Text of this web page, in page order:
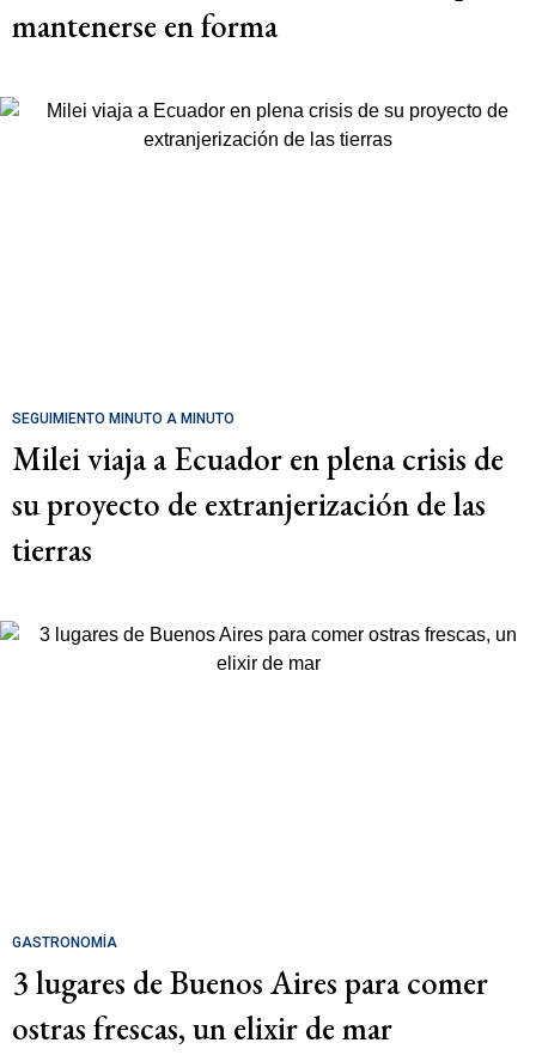
mantenerse en forma
SEGUIMIENTO MINUTO A MINUTO
Milei viaja a Ecuador en plena crisis de
su proyecto de extranjerización de las
tierras
GASTRONOMÍA
3 lugares de Buenos Aires para comer
ostras frescas, un elixir de mar